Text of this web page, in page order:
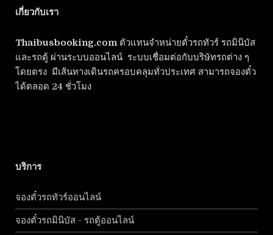
เกี่ยวกับเรา
Thaibusbooking.com ตัวแทนจำหน่ายตั๋วรถทัวร์ รถมินิบัส
และรถตู้ ผ่านระบบออนไลน์ ระบบเชื่อมต่อกับบริษัทรถต่าง ๆ
โดยตรง มีเส้นทางเดินรถครอบคลุมทั่วประเทศ สามารถจองตั๋ว
ได้ตลอด 24 ชั่วโมง
บริการ
จองตั๋วรถทัวร์ออนไลน์
จองตั๋วรถมินิบัส - รถตู้ออนไลน์